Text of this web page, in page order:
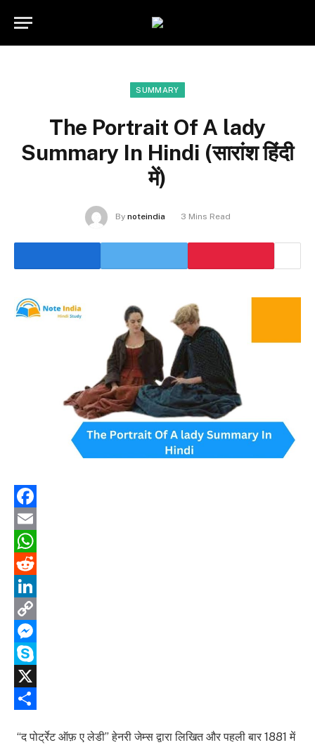
SUMMARY
The Portrait Of A lady
Summary In Hindi (सारांश हिंदी
में)
By noteindia 3 Mins Read
Facebook
Email
WhatsApp
Reddit
LinkedIn
Copy
Link
Messenger
Skype
X
“द पोर्ट्रेट ऑफ़ ए लेडी” हेनरी जेम्स द्वारा लिखित और पहली बार 1881 में